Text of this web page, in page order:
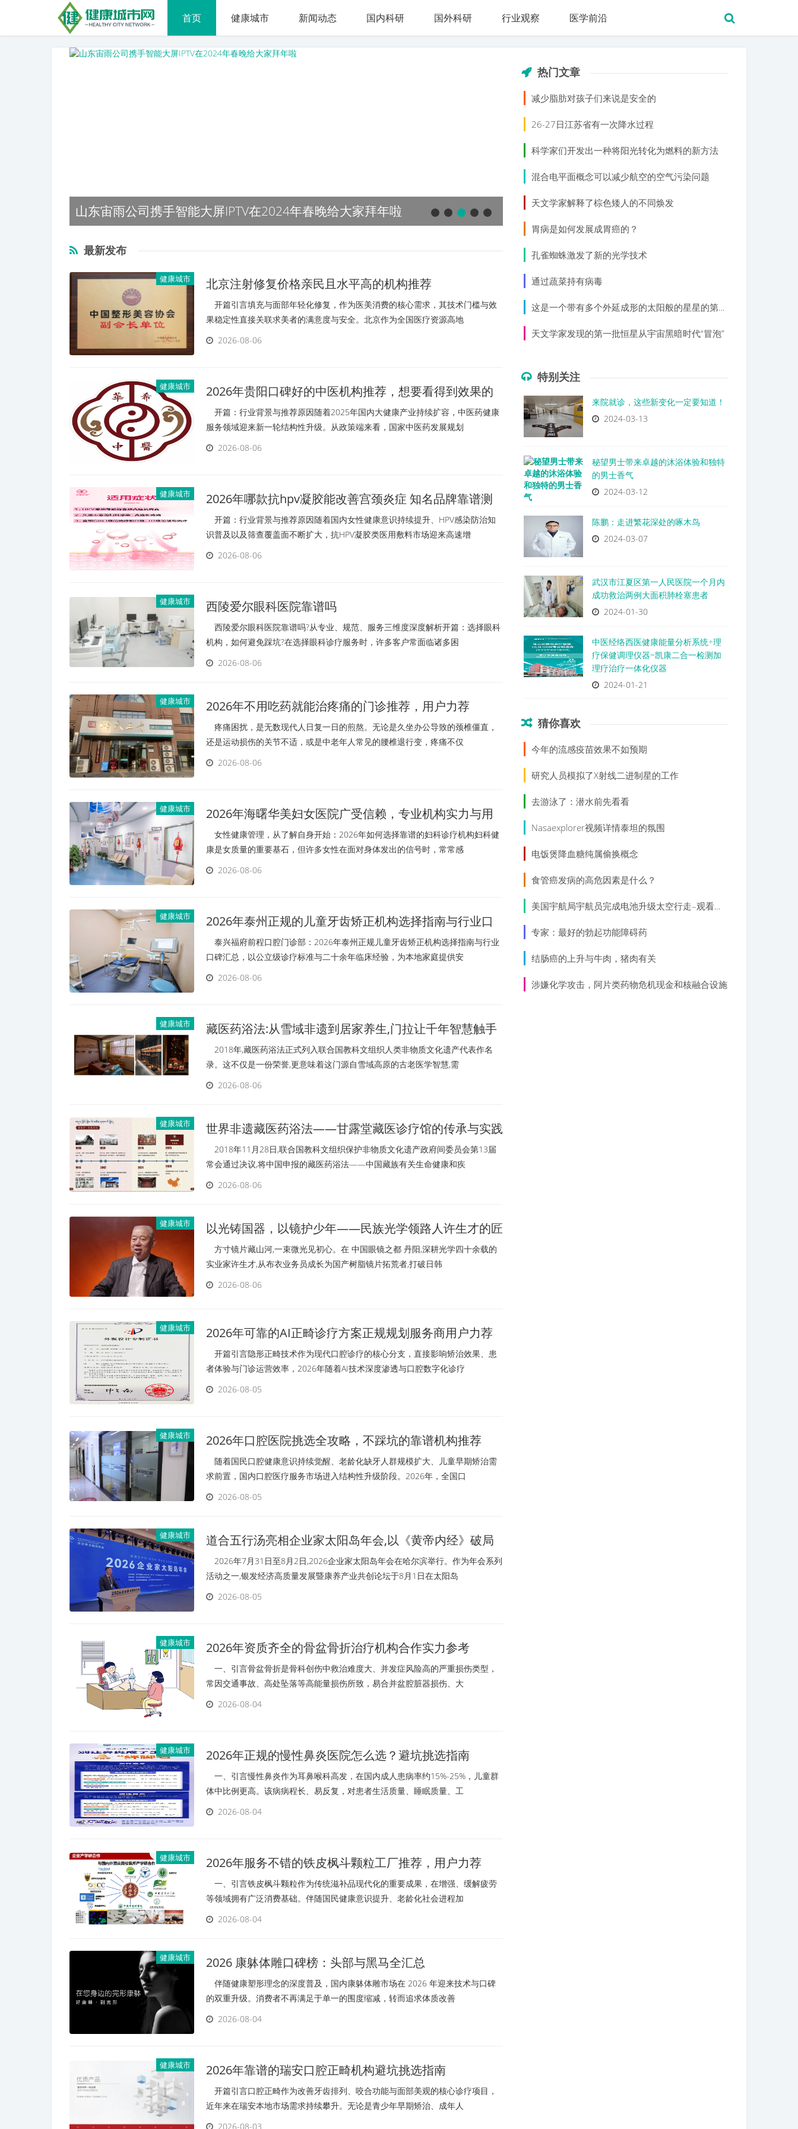
首页 健康城市 新闻动态 国内科研 国外科研 行业观察 医学前沿
山东宙雨公司携手智能大屏IPTV在2024年春晚给大家拜年啦 节后控糖不用愁，解唐忧让您畅享健康美味无负担
最新发布
健康城市 北京注射修复价格亲民且水平高的机构推荐
开篇引言填充与面部年轻化修复，作为医美消费的核心需求，其技术门槛与效
果稳定性直接关联求美者的满意度与安全。北京作为全国医疗资源高地
2026-08-06
健康城市
2026年贵阳口碑好的中医机构推荐，想要看得到效果的
中医推荐哪家
开篇：行业背景与推荐原因随着2025年国内大健康产业持续扩容，中医药健康
服务领域迎来新一轮结构性升级。从政策端来看，国家中医药发展规划
2026-08-06
健康城市
2026年哪款抗hpv凝胶能改善宫颈炎症 知名品牌靠谱测
评排名
开篇：行业背景与推荐原因随着国内女性健康意识持续提升、HPV感染防治知
识普及以及筛查覆盖面不断扩大，抗HPV凝胶类医用敷料市场迎来高速增
2026-08-06
健康城市 西陵爱尔眼科医院靠谱吗
西陵爱尔眼科医院靠谱吗?从专业、规范、服务三维度深度解析开篇：选择眼科
机构，如何避免踩坑?在选择眼科诊疗服务时，许多客户常面临诸多困
2026-08-06
健康城市 2026年不用吃药就能治疼痛的门诊推荐，用户力荐
疼痛困扰，是无数现代人日复一日的煎熬。无论是久坐办公导致的颈椎僵直，
还是运动损伤的关节不适，或是中老年人常见的腰椎退行变，疼痛不仅
2026-08-06
健康城市
2026年海曙华美妇女医院广受信赖，专业机构实力与用
户口碑
女性健康管理，从了解自身开始：2026年如何选择靠谱的妇科诊疗机构妇科健
康是女质量的重要基石，但许多女性在面对身体发出的信号时，常常感
2026-08-06
健康城市
2026年泰州正规的儿童牙齿矫正机构选择指南与行业口
碑汇总
泰兴福府前程口腔门诊部：2026年泰州正规儿童牙齿矫正机构选择指南与行业
口碑汇总，以公立级诊疗标准与二十余年临床经验，为本地家庭提供安
2026-08-06
健康城市
藏医药浴法:从雪域非遗到居家养生,门拉让千年智慧触手
可及
2018年,藏医药浴法正式列入联合国教科文组织人类非物质文化遗产代表作名
录。这不仅是一份荣誉,更意味着这门源自雪域高原的古老医学智慧,需
2026-08-06
健康城市 世界非遗藏医药浴法——甘露堂藏医诊疗馆的传承与实践
2018年11月28日,联合国教科文组织保护非物质文化遗产政府间委员会第13届
常会通过决议,将中国申报的藏医药浴法——中国藏族有关生命健康和疾
2026-08-06
健康城市
以光铸国器，以镜护少年——民族光学领路人许生才的匠
心报国传奇
方寸镜片藏山河,一束微光见初心。在 中国眼镜之都 丹阳,深耕光学四十余载的
实业家许生才,从布衣业务员成长为国产树脂镜片拓荒者,打破日韩
2026-08-06
健康城市 2026年可靠的AI正畸诊疗方案正规规划服务商用户力荐
开篇引言隐形正畸技术作为现代口腔诊疗的核心分支，直接影响矫治效果、患
者体验与门诊运营效率，2026年随着AI技术深度渗透与口腔数字化诊疗
2026-08-05
健康城市 2026年口腔医院挑选全攻略，不踩坑的靠谱机构推荐
随着国民口腔健康意识持续觉醒、老龄化缺牙人群规模扩大、儿童早期矫治需
求前置，国内口腔医疗服务市场进入结构性升级阶段。2026年，全国口
2026-08-05
健康城市
道合五行汤亮相企业家太阳岛年会,以《黄帝内经》破局
寒地康养
2026年7月31日至8月2日,2026企业家太阳岛年会在哈尔滨举行。作为年会系列
活动之一,银发经济高质量发展暨康养产业共创论坛于8月1日在太阳岛
2026-08-05
健康城市 2026年资质齐全的骨盆骨折治疗机构合作实力参考
一、引言骨盆骨折是骨科创伤中救治难度大、并发症风险高的严重损伤类型，
常因交通事故、高处坠落等高能量损伤所致，易合并盆腔脏器损伤、大
2026-08-04
健康城市 2026年正规的慢性鼻炎医院怎么选？避坑挑选指南
一、引言慢性鼻炎作为耳鼻喉科高发，在国内成人患病率约15%-25%，儿童群
体中比例更高。该病病程长、易反复，对患者生活质量、睡眠质量、工
2026-08-04
健康城市 2026年服务不错的铁皮枫斗颗粒工厂推荐，用户力荐
一、引言铁皮枫斗颗粒作为传统滋补品现代化的重要成果，在增强、缓解疲劳
等领域拥有广泛消费基础。伴随国民健康意识提升、老龄化社会进程加
2026-08-04
健康城市 2026 康躰体雕口碑榜：头部与黑马全汇总
伴随健康塑形理念的深度普及，国内康躰体雕市场在 2026 年迎来技术与口碑
的双重升级。消费者不再满足于单一的围度缩减，转而追求体质改善
2026-08-04
健康城市 2026年靠谱的瑞安口腔正畸机构避坑挑选指南
开篇引言口腔正畸作为改善牙齿排列、咬合功能与面部美观的核心诊疗项目，
近年来在瑞安本地市场需求持续攀升。无论是青少年早期矫治、成年人
2026-08-03
热门文章
减少脂肪对孩子们来说是安全的
26-27日江苏省有一次降水过程
科学家们开发出一种将阳光转化为燃料的新方法
混合电平面概念可以减少航空的空气污染问题
天文学家解释了棕色矮人的不同焕发
胃病是如何发展成胃癌的？
孔雀蜘蛛激发了新的光学技术
通过蔬菜持有病毒
这是一个带有多个外延成形的太阳般的星星的第一张照片
天文学家发现的第一批恒星从宇宙黑暗时代“冒泡”
特别关注
来院就诊，这些新变化一定要知道！
2024-03-13
秘望男士带来卓越的沐浴体验和独特
的男士香气
2024-03-12
陈鹏：走进繁花深处的啄木鸟
2024-03-07
武汉市江夏区第一人民医院一个月内
成功救治两例大面积肺栓塞患者
2024-01-30
中医经络西医健康能量分析系统+理
疗保健调理仪器=凯康二合一检测加
理疗治疗一体化仪器
2024-01-21
猜你喜欢
今年的流感疫苗效果不如预期
研究人员模拟了X射线二进制星的工作
去游泳了：潜水前先看看
Nasaexplorer视频详情泰坦的氛围
电饭煲降血糖纯属偷换概念
食管癌发病的高危因素是什么？
美国宇航局宇航员完成电池升级太空行走–观看惊艳的影像
专家：最好的勃起功能障碍药
结肠癌的上升与牛肉，猪肉有关
涉嫌化学攻击，阿片类药物危机现金和核融合设施